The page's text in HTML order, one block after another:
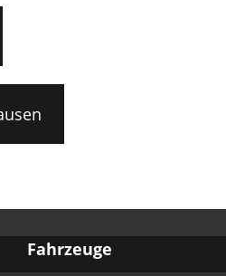
Fahrzeuge